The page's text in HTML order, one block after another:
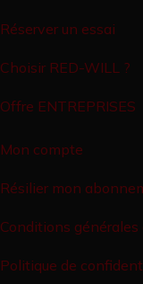
Réserver un essai
Choisir RED-WILL ?
Offre ENTREPRISES
Mon compte
Résilier mon
Conditions
Politique de